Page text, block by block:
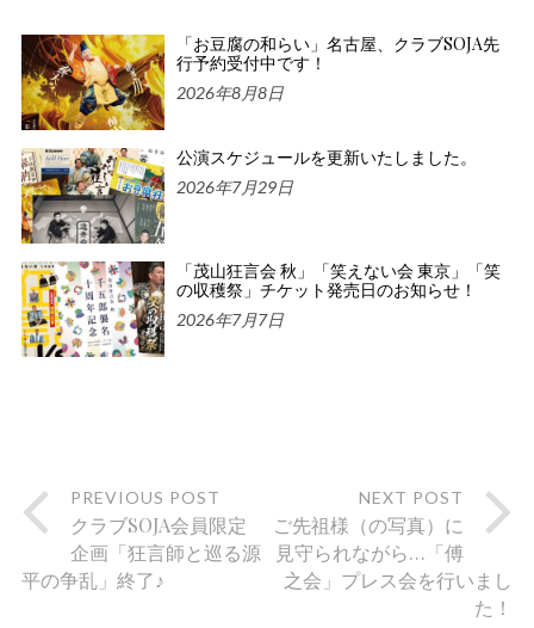
「お豆腐の和らい」名古屋、クラブSOJA先
行予約受付中です！
2026年8月8日
公演スケジュールを更新いたしました。
2026年7月29日
「茂山狂言会 秋」「笑えない会 東京」「笑
の収穫祭」チケット発売日のお知らせ！
2026年7月7日
PREVIOUS POST
クラブSOJA会員限定
企画「狂言師と巡る源
平の争乱」終了♪
NEXT POST
ご先祖様（の写真）に
見守られながら…「傅
之会」プレス会を行いまし
た！